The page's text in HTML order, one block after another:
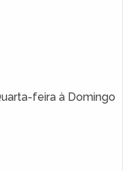
feira à Domingo